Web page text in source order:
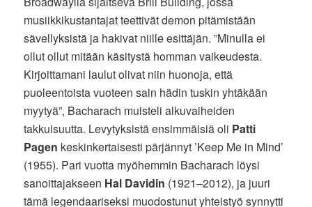
musiikkikustantajat teettivät demon pitämistään
sävellyksistä ja hakivat niille esittäjän. ”Minulla ei
ollut ollut mitään käsitystä homman vaikeudesta.
Kirjoittamani laulut olivat niin huonoja, että
puoleentoista vuoteen sain hädin tuskin yhtäkään
myytyä”, Bacharach muisteli alkuvaiheiden
takkuisuutta. Levytyksistä ensimmäisiä oli Patti
Pagen keskinkertaisesti pärjännyt ’Keep Me in Mind’
(1955). Pari vuotta myöhemmin Bacharach löysi
sanoittajakseen Hal Davidin (1921–2012), ja juuri
tämä legendaariseksi muodostunut yhteistyö synnytti